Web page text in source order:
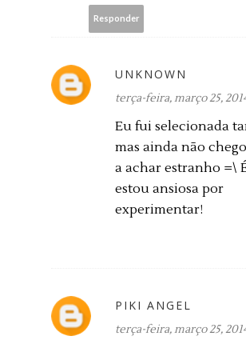
Responder
UNKNOWN
terça-feira, março 25,
Eu fui selecionada
mas ainda não
a achar estranho =\
estou ansiosa por
experimentar!
PIKI ANGEL
terça-feira, março 25,